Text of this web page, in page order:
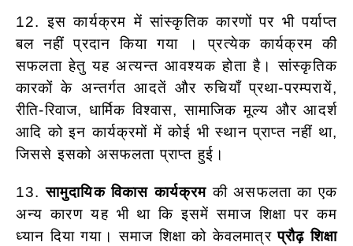
12. इस कार्यक्रम में सांस्कृतिक कारणों पर भी पर्याप्त
बल नहीं प्रदान किया गया । प्रत्येक कार्यक्रम की
सफलता हेतु यह अत्यन्त आवश्यक होता है। सांस्कृतिक
कारकों के अन्तर्गत आदतें और रुचियाँ प्रथा-परम्परायें,
रीति-रिवाज, धार्मिक विश्वास, सामाजिक मूल्य और आदर्श
आदि को इन कार्यक्रमों में कोई भी स्थान प्राप्त नहीं था,
जिससे इसको असफलता प्राप्त हुई।
13.सामुदायिक विकास कार्यक्रम की असफलता का एक
अन्य कारण यह भी था कि इसमें समाज शिक्षा पर कम
ध्यान दिया गया। समाज शिक्षा को केवलमात्रप्रौढ़ शिक्षा